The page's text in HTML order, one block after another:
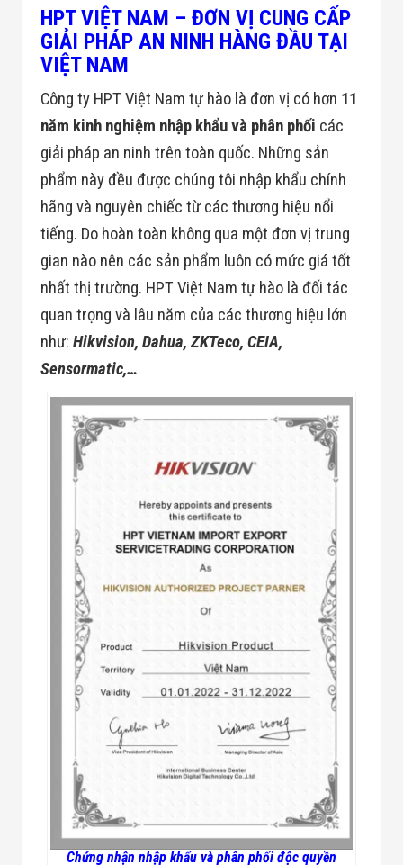
Đội
Dự Án Khối Nhà
Máy
Logistics
Tin Công Nghệ
Tin Khuyến Mãi
Tin Tuyển Dụng
Liên Hệ
HPT VIỆT NAM – ĐƠN VỊ CUNG CẤP
GIẢI PHÁP AN NINH HÀNG ĐẦU TẠI
VIỆT NAM
Công ty HPT Việt Nam tự hào là đơn vị có hơn 11
năm kinh nghiệm nhập khẩu và phân phối các
giải pháp an ninh trên toàn quốc. Những sản
phẩm này đều được chúng tôi nhập khẩu chính
hãng và nguyên chiếc từ các thương hiệu nổi
tiếng. Do hoàn toàn không qua một đơn vị trung
gian nào nên các sản phẩm luôn có mức giá tốt
nhất thị trường. HPT Việt Nam tự hào là đối tác
quan trọng và lâu năm của các thương hiệu lớn
như:Hikvision, Dahua, ZKTeco, CEIA,
Sensormatic,…
Chứng nhận nhập khẩu và phân phối độc quyền